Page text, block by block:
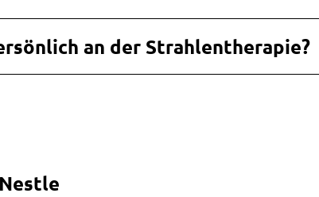
an der Strahlentherapie?